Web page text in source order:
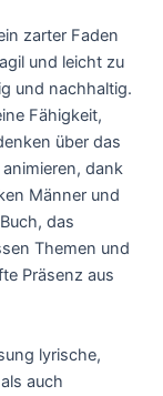
zarter Faden
und leicht zu
und nachhaltig.
Fähigkeit,
über das
dank
Männer und
das
Themen und
Präsenz aus
lyrische,
auch